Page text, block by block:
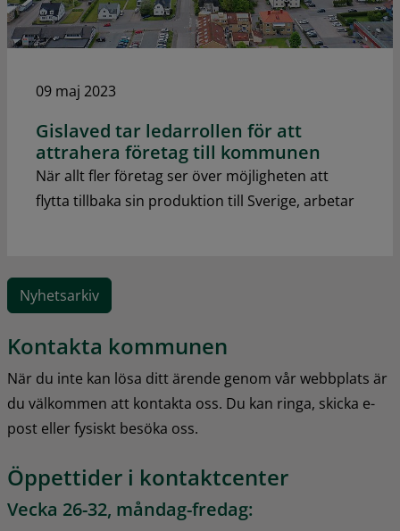
09 maj 2023
Gislaved tar ledarrollen för att
attrahera företag till kommunen
När allt fler företag ser över möjligheten att
flytta tillbaka sin produktion till Sverige, arbetar
Nyhetsarkiv
Kontakta kommunen
När du inte kan lösa ditt ärende genom vår webbplats är
du välkommen att kontakta oss. Du kan ringa, skicka e-
post eller fysiskt besöka oss.
Öppettider i kontaktcenter
Vecka 26-32, måndag-fredag: